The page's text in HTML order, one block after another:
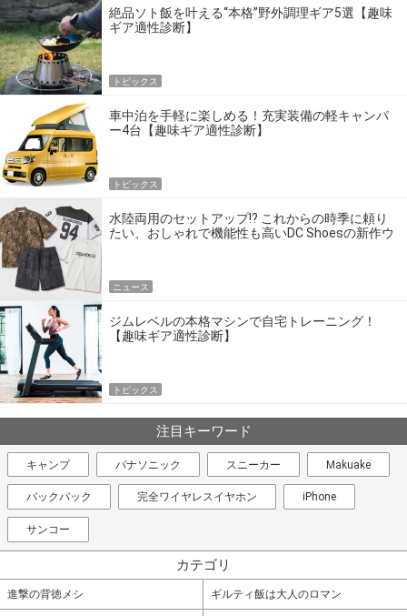
絶品ソト飯を叶える“本格”野外調理ギア5選【趣味
ギア適性診断】
トピックス
車中泊を手軽に楽しめる！充実装備の軽キャンパ
ー4台【趣味ギア適性診断】
トピックス
水陸両用のセットアップ!? これからの時季に頼り
たい、おしゃれで機能性も高いDC Shoesの新作ウ
ニュース
ジムレベルの本格マシンで自宅トレーニング！
【趣味ギア適性診断】
トピックス
注目キーワード
キャンプ パナソニック スニーカー Makuake
バックパック 完全ワイヤレスイヤホン iPhone
サンコー
カテゴリ
進撃の背徳メシ ギルティ飯は大人のロマン